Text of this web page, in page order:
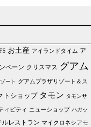
お土産 アイランドタイム ア
ペーン クリスマス グアム
ート グアムプラザリゾート＆ス
トショップ タモン タモンサ
ィビティ ニューショップ ハガッ
ルレストラン マイクロネシアモ